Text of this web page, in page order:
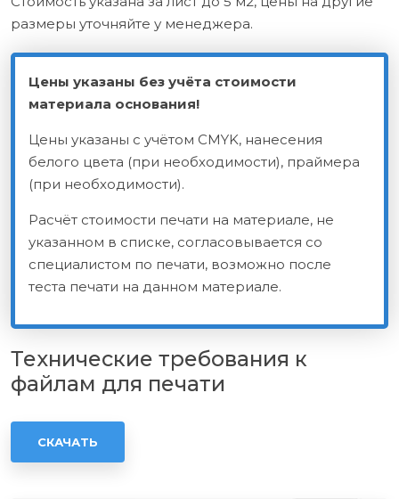
размеры уточняйте у менеджера.
Цены указаны без учёта стоимости
материала основания!
Цены указаны с учётом CMYK, нанесения
белого цвета (при необходимости), праймера
(при необходимости).
Расчёт стоимости печати на материале, не
указанном в списке, согласовывается со
специалистом по печати, возможно после
теста печати на данном материале.
Технические требования к
файлам для печати
СКАЧАТЬ